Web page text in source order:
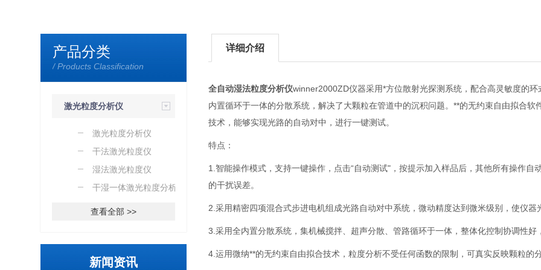
产品分类
/ Products Classification
激光粒度分析仪
激光粒度分析仪
干法激光粒度仪
湿法激光粒度仪
干湿一体激光粒度分析仪
查看全部 >>
新闻资讯
详细介绍
全自动湿法粒度分析仪winner2000ZD仪器采用*方位散射光探测系统，配合高灵敏度的
内置循环于一体的分散系统，解决了大颗粒在管道中的沉积问题。**的无约束自由拟合
技术，能够实现光路的自动对中，进行一键测试。
特点：
1.智能操作模式，支持一键操作，点击“自动测试"，按提示加入样品后，其他所有操作
的干扰误差。
2.采用精密四项混合式步进电机组成光路自动对中系统，微动精度达到微米级别，使仪器
3.采用全内置分散系统，集机械搅拌、超声分散、管路循环于一体，整体化控制协调性
4.运用微纳**的无约束自由拟合技术，粒度分析不受任何函数的限制，可真实反映颗粒的